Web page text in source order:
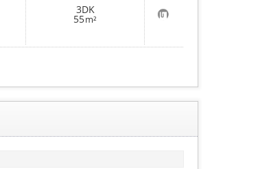
3DK
55m² お
気
に
入